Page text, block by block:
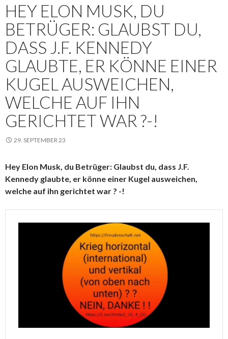
HEY ELON MUSK, DU
BETRÜGER: GLAUBST DU,
DASS J.F. KENNEDY
GLAUBTE, ER KÖNNE EINER
KUGEL AUSWEICHEN,
WELCHE AUF IHN
GERICHTET WAR ?-!
29. SEPTEMBER 23
Hey Elon Musk, du Betrüger: Glaubst du, dass J.F.
Kennedy glaubte, er könne einer Kugel ausweichen,
welche auf ihn gerichtet war ? -!